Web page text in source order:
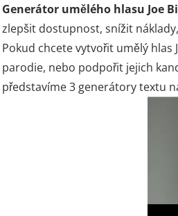
Generátor umělého hlasu Joe
zlepšit dostupnost, snížit
Pokud chcete vytvořit umělý
parodie, nebo podpořit jejich
představíme 3 generátory textu